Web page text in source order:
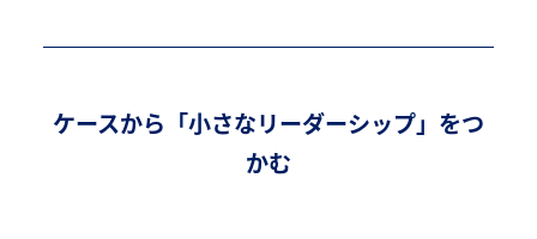
ケースから「小さなリーダーシップ」をつ
かむ